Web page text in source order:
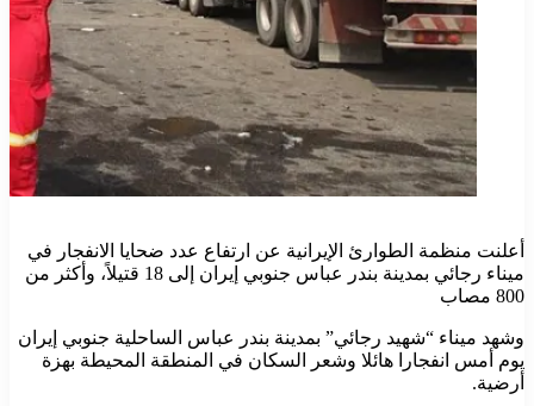
أعلنت منظمة الطوارئ الإيرانية عن ارتفاع عدد ضحايا الانفجار في
ميناء رجائي بمدينة بندر عباس جنوبي إيران إلى 18 قتيلاً، وأكثر من
800 مصاب
وشهد ميناء “شهيد رجائي” بمدينة بندر عباس الساحلية جنوبي إيران
يوم أمس انفجارا هائلا وشعر السكان في المنطقة المحيطة بهزة
أرضية.